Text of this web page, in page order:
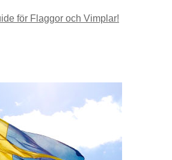
för Flaggor och Vimplar!